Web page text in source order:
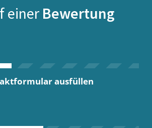
einer Bewertung
ausfüllen